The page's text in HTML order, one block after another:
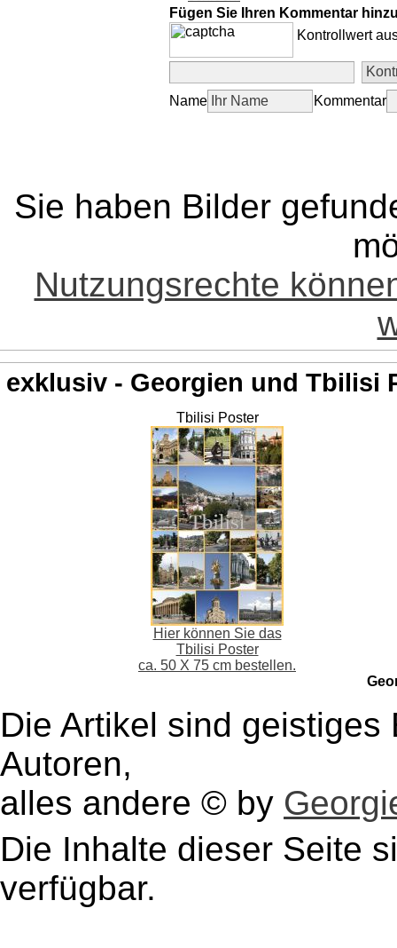
Fügen Sie Ihren Kommentar
Kontrollwert
Name Kommentar
Sie haben Bilder
Nutzungsrechte
exklusiv - Georgien und Tbilisi
Tbilisi Poster
Hier können Sie das
Tbilisi Poster
ca. 50 X 75 cm bestellen.
Die Artikel sind
Autoren,
alles andere © by
Die Inhalte dieser Seite
verfügbar.